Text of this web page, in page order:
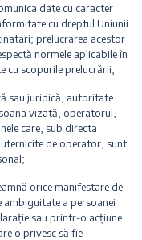
date cu caracter
cu dreptul Uniunii
prelucrarea acestor
normele aplicabile în
cu scopurile prelucrării;
sau juridică, autoritate
vizată, operatorul,
care, sub directa
de operator, sunt
orice manifestare de
a persoanei
sau printr-o acțiune
o privesc să fie